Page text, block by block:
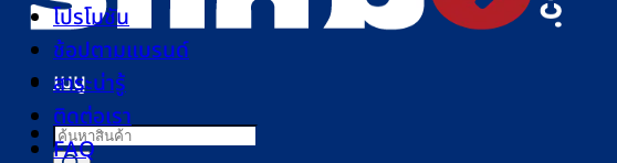
เมนู
Products
โปรโมชัน
ช้อปตามแบรนด์
สาระน่ารู้
ติดต่อเรา
FAQ